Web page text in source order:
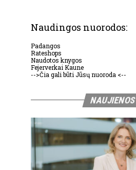
Naudingos nuorodos:
Padangos
Rateshops
Naudotos knygos
Fejerverkai Kaune
-->Čia gali būti Jūsų nuoroda <--
NAUJIENOS